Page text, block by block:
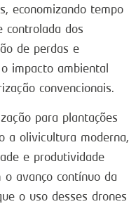
economizando tempo
controlada dos
de perdas e
impacto ambiental
convencionais.
para plantações
a olivicultura moderna,
e produtividade
avanço contínuo da
o uso desses drones